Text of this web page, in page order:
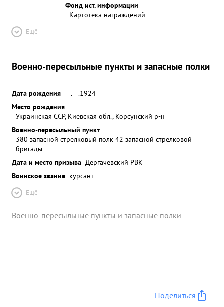
Фонд ист. информации
Картотека награждений
Ещё
Военно-пересыльные пункты и запасные полки
Дата рождения
__.__.1924
Место рождения
Украинская ССР, Киевская обл., Корсунский р-н
Военно-пересыльный пункт
380 запасной стрелковый полк 42 запасной стрелковой
бригады
Дата и место призыва Дергачевский РВК
Воинское звание курсант
Ещё
Военно-пересыльные пункты и запасные полки
Поделиться